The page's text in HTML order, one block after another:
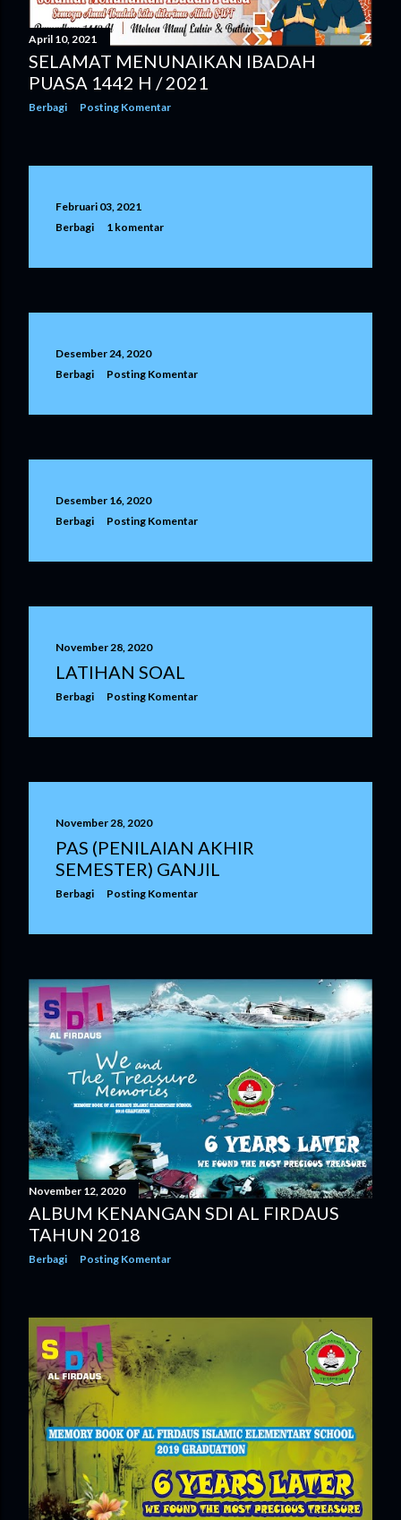
April 10, 2021
SELAMAT MENUNAIKAN IBADAH
PUASA 1442 H / 2021
Berbagi Posting Komentar
Februari 03, 2021
Berbagi
1 komentar
Desember 24, 2020
Berbagi
Posting Komentar
Desember 16, 2020
Berbagi
Posting Komentar
November 28, 2020
LATIHAN SOAL
Berbagi Posting Komentar
November 28, 2020
PAS (PENILAIAN AKHIR
SEMESTER) GANJIL
Berbagi Posting Komentar
November 12, 2020
ALBUM KENANGAN SDI AL FIRDAUS
TAHUN 2018
Berbagi Posting Komentar